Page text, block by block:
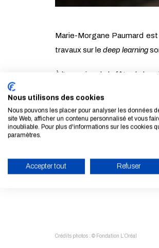
Marie-Morgane Paumard
travaux sur le deep learning
À l’occasion de la fête de la
Sa thèse porte sur le
virtuellement des fragments
respecter le sens de l’œuvre,
Ses travaux conjuguent la
complexes : loin de se
Crédits photos : © Fondation L’Oréal
Nous utilisons des cookies
Nous pouvons les placer pour analyser les données
site Web, afficher un contenu personnalisé et vous
inoubliable. Pour plus d'informations sur les cookies
paramètres.
Accepter tout Refuser